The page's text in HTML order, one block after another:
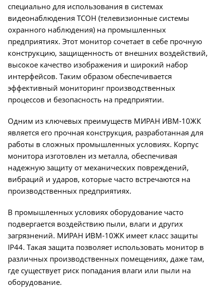
специально для использования в системах
видеонаблюдения ТСОН (телевизионные системы
охранного наблюдения) на промышленных
предприятиях. Этот монитор сочетает в себе прочную
конструкцию, защищенность от внешних воздействий,
высокое качество изображения и широкий набор
интерфейсов. Таким образом обеспечивается
эффективный мониторинг производственных
процессов и безопасность на предприятии.
Одним из ключевых преимуществ МИРАН ИВМ-10ЖК
является его прочная конструкция, разработанная для
работы в сложных промышленных условиях. Корпус
монитора изготовлен из металла, обеспечивая
надежную защиту от механических повреждений,
вибраций и ударов, которые часто встречаются на
производственных предприятиях.
В промышленных условиях оборудование часто
подвергается воздействию пыли, влаги и других
загрязнений. МИРАН ИВМ-10ЖК имеет класс защиты
IP44. Такая защита позволяет использовать монитор в
различных производственных помещениях, даже там,
где существует риск попадания влаги или пыли на
оборудование.